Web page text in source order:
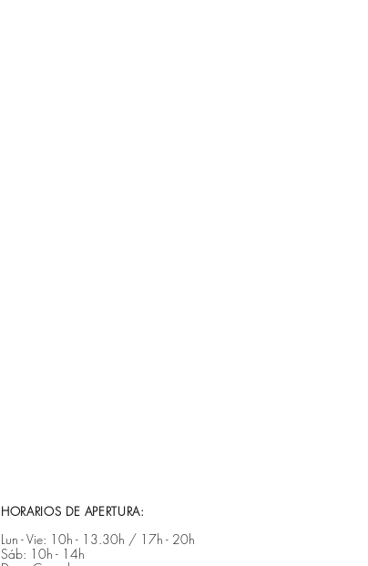
HORARIOS DE APERTURA:
Lun - Vie: 10h - 13.30h / 17h - 20h ​​
Sáb: 10h - 14h